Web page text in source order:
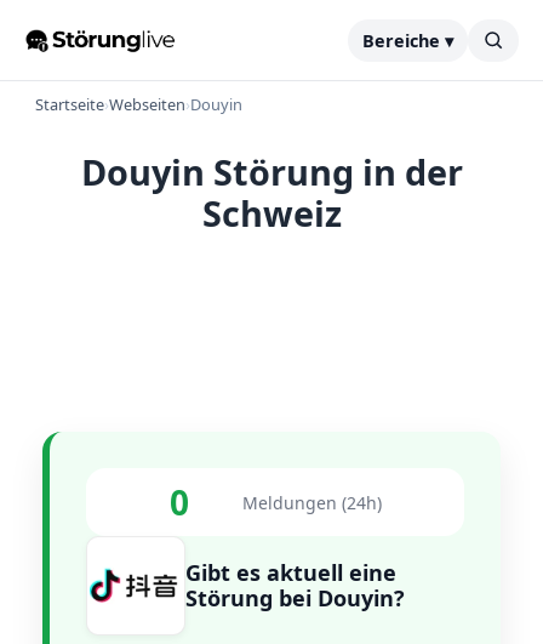
Bereiche ▾
Startseite›Webseiten›Douyin
Douyin Störung in der
Schweiz
0 Meldungen (24h)
Gibt es aktuell eine
Störung bei Douyin?